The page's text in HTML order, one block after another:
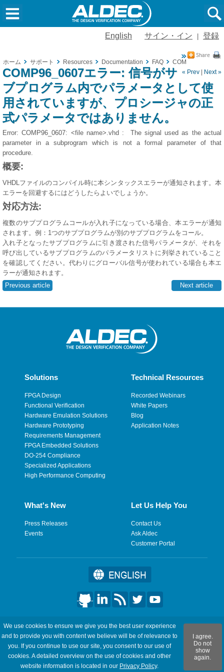
English サイン・イン 登録
ホーム サポート Resources Documentation FAQ
COMP96_0607エ
« Prev
Next »
COMP96_0607エラー: 信号がサ
ブプログラム内でパラメータとして使
用されていますが、プロシージャの正
式パラメータではありません。
Error: COMP96_0607: <file name>.vhd : The signal used as the actual
parameter in a subprogram which is not a formal parameter of that
procedure.
概要:
VHDLファイルのコンパイル時に本シンタックスエラーが通知されます。本
エラーを回避するにはどうしたらよいでしょうか。
対応方法:
複数のサブプログラムコールが入れ子になっている場合、本エラーが通知
されます。例：1つのサブプログラムが別のサブプログラムをコール。
入れ子となったサブプログラムに引き渡された信号パラメータが、それを
呼び出しているサブプログラムのパラメータリストに列挙されていること
を確認してください。代わりにグローバル信号が使われている場合も本エ
ラーが通知されます。
Previous article
Next article
Solutions
FPGA Design
Functional Verification
Hardware Emulation Solutions
Hardware Prototyping
Requirements Management
FPGA Embedded Solutions
DO-254 Compliance
Specialized Applications
High Performance Computing
Technical Resources
Recorded Webinars
White Papers
Blog
Application Notes
What's New
Press Releases
Events
Let Us Help You
Contact Us
Ask Aldec
Customer Portal
©2026 Aldec, Inc. All Rights Reserved.
Legal | Privacy | Site Map | RSS Feeds | フィードバックを送
信
We use cookies to ensure we give you the best user experience
and to provide you with content we believe will be of relevance to
you. If you continue to use our site, you consent to our use of
cookies. A detailed overview on the use of cookies and other
website information is located in our Privacy Policy.
I agree.
Do not
show
again.